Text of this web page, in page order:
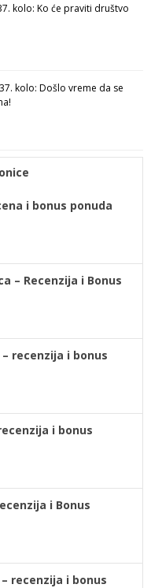
kolo: Ko će praviti društvo
kolo: Došlo vreme da se
i bonus ponuda
– Recenzija i Bonus
recenzija i bonus
i bonus
i Bonus
recenzija i bonus